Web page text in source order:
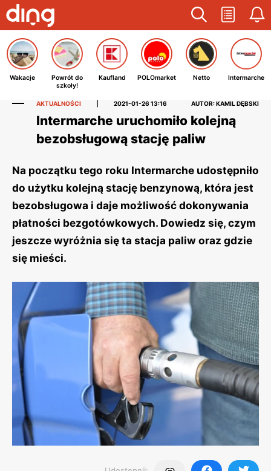
Wakacje
Powrót do
szkoły!
Kaufland POLOmarket Netto Intermarche
AKTUALNOŚCI 2021-01-26 13:16 AUTOR: KAMIL DĘBSKI
Intermarche uruchomiło kolejną
bezobsługową stację paliw
Na początku tego roku Intermarche udostępniło
do użytku kolejną stację benzynową, która jest
bezobsługowa i daje możliwość dokonywania
płatności bezgotówkowych. Dowiedz się, czym
jeszcze wyróżnia się ta stacja paliw oraz gdzie
się mieści.